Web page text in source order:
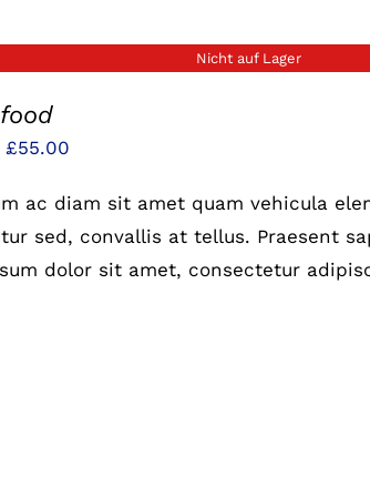
Nicht auf Lager
£55.00
bis
£55.00
ac diam sit amet quam vehicula
sed, convallis at tellus. Praesent
dolor sit amet, consectetur